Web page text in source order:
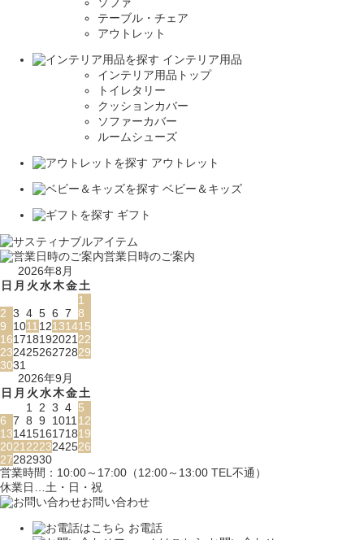
ソファ
テーブル・チェア
アウトレット
インテリア用品
インテリア用品トップ
トイレタリー
クッションカバー
ソファーカバー
ルームシューズ
アウトレット
ベビー＆キッズ
ギフト
営業日時のご案内
2026年8月
日 月 火水木金土
1
2 3 4 5 6 7 8
9
101112131415
16171819202122
23242526272829
3031
2026年9月
日 月 火水木金土
1 2 3 4 5
6 7 8 9 101112
13141516171819
20212223242526
27282930
営業時間：10:00～17:00（12:00～13:00 TEL不通）
休業日…土・日・祝
お問い合わせ
お電話